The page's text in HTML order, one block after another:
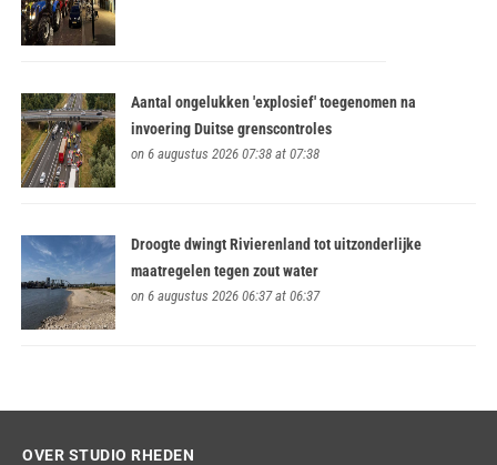
Aantal ongelukken 'explosief' toegenomen na
invoering Duitse grenscontroles
on 6 augustus 2026 07:38 at 07:38
Droogte dwingt Rivierenland tot uitzonderlijke
maatregelen tegen zout water
on 6 augustus 2026 06:37 at 06:37
OVER STUDIO RHEDEN